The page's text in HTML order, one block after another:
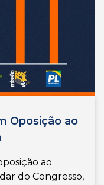
Oposição ao
ao
do Congresso,